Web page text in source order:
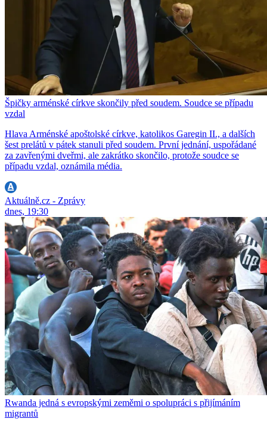
Špičky arménské církve skončily před soudem. Soudce se případu
vzdal
Hlava Arménské apoštolské církve, katolikos Garegin II., a dalších
šest prelátů v pátek stanuli před soudem. První jednání, uspořádané
za zavřenými dveřmi, ale zakrátko skončilo, protože soudce se
případu vzdal, oznámila média.
Aktuálně.cz - Zprávy
dnes, 19:30
Rwanda jedná s evropskými zeměmi o spolupráci s přijímáním
migrantů